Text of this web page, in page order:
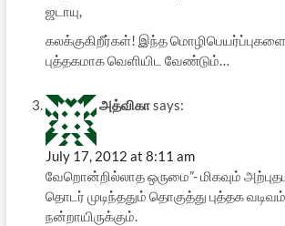
ஜடாயு,
கலக்குகிறீர்கள்! இந்த மொழிபெயர்ப்புகளை
புத்தகமாக வெளியிட வேண்டும்…
அத்விகாsays:
July 17, 2012 at 8:11 am
வேறொன்றில்லாத ஒருமை”- மிகவும்
தொடர் முடிந்ததும் தொகுத்து புத்தக
நன்றாயிருக்கும்.